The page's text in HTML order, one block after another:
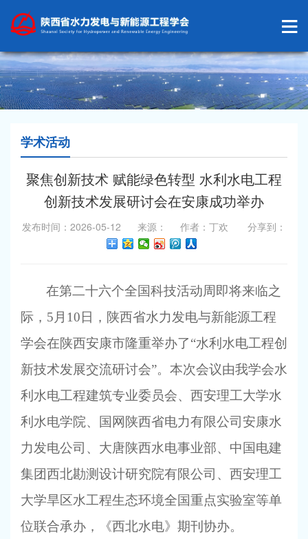
学术活动
聚焦创新技术 赋能绿色转型 水利水电工程
创新技术发展研讨会在安康成功举办
发布时间：2026-05-12 来源： 作者：丁欢 分享到：
在第二十六个全国科技活动周即将来临之
际， 5月10日，陕西省水力发电与新能源工程
学会在陕西安康市隆重举办了“水利水电工程创
新技术发展交流研讨会”。本次会议由我学会水
利水电工程建筑专业委员会、西安理工大学水
利水电学院、国网陕西省电力有限公司安康水
力发电公司、大唐陕西水电事业部、中国电建
集团西北勘测设计研究院有限公司、西安理工
大学旱区水工程生态环境全国重点实验室等单
位联合承办，《西北水电》期刊协办。